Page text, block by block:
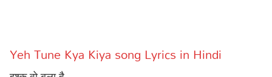
Articles
Yeh Tune Kya Kiya song Lyrics in Hindi